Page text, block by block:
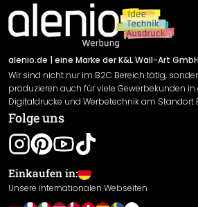
Newsletter An-/Abmeldung
Sendungsverfolgung
Impressum
Versand & Zahlung
Rücksendung
Widerrufsrecht
Datenschutzerklärung
Gewährleistung
Leistungserklärung / CE-Zeichen
Cookie Einstellungen
alenio.de | eine Marke der K&L Wall-Art
Wir sind nicht nur im B2C Bereich tätig,
produzieren auch für viele Gewerbekunden
Digitaldrucke und Werbetechnik am Standort
Folge uns
Einkaufen in:
Unsere internationalen Webseiten